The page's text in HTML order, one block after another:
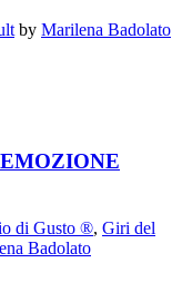
by Marilena Badolato
di Gusto ®, Giri del
Badolato